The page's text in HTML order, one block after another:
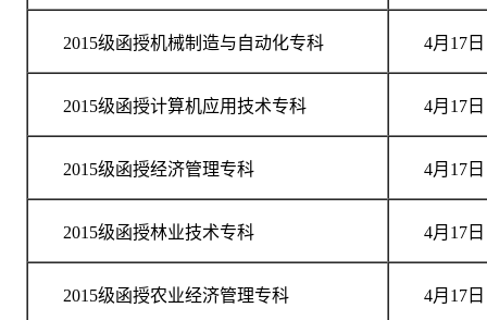
2015级函授机械制造与自动化专科 4月17日
2015级函授计算机应用技术专科 4月17日
2015级函授经济管理专科 4月17日
2015级函授林业技术专科 4月17日
2015级函授农业经济管理专科 4月17日